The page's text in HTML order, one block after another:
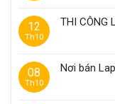
12
Th10
THI CÔNG
08
Th10
Nơi bán